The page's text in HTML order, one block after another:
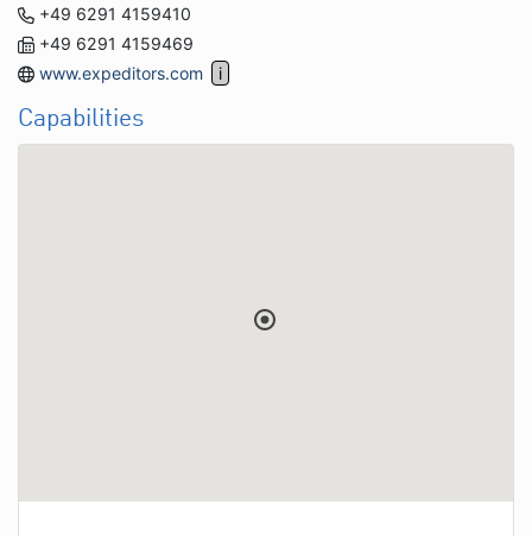
+49 6291 4159410
+49 6291 4159469
www.expeditors.com
Capabilities